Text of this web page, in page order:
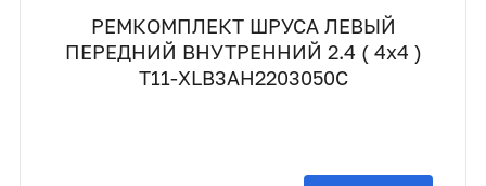
РЕМКОМПЛЕКТ ШРУСА ЛЕВЫЙ
ПЕРЕДНИЙ ВНУТРЕННИЙ 2.4 ( 4x4 )
T11-XLB3AH2203050C